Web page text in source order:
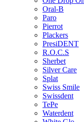
Oral-B
Paro
Pierrot
Plackers
PresiDENT
R.O.C.S
Sherbet
Silver Care
Splat
Swiss Smile
Swissdent
TePe
Waterdent